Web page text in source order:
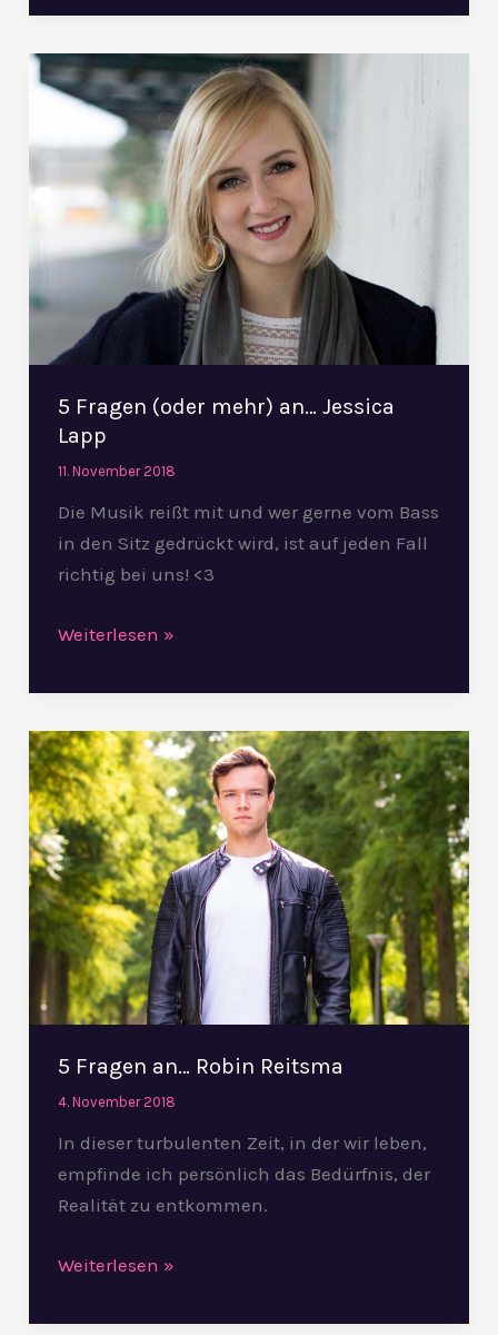
5 Fragen (oder mehr) an… Jessica
Lapp
11. November 2018
Die Musik reißt mit und wer gerne vom Bass
in den Sitz gedrückt wird, ist auf jeden Fall
richtig bei uns! <3
5
Fragen
an…
Jessica
Lapp
Weiterlesen »
5 Fragen an… Robin Reitsma
4. November 2018
In dieser turbulenten Zeit, in der wir leben,
empfinde ich persönlich das Bedürfnis, der
Realität zu entkommen.
5
Fragen
an…
Robin
Reitsma
Weiterlesen »